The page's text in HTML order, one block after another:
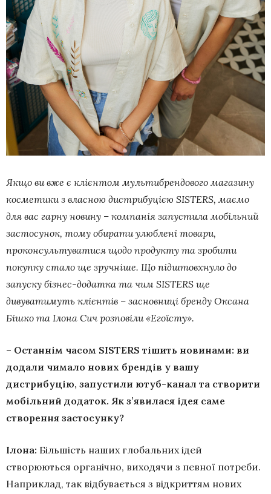
Якщо ви вже є клієнтом мультибрендового магазину
косметики з власною дистрибуцією SISTERS, маємо
для вас гарну новину – компанія запустила мобільний
застосунок, тому обирати улюблені товари,
проконсультуватися щодо продукту та зробити
покупку стало ще зручніше. Що підштовхнуло до
запуску бізнес-додатка та чим SISTERS ще
дивуватимуть клієнтів – засновниці бренду Оксана
Бішко та Ілона Сич розповіли «Егоїсту».
– Останнім часом SISTERS тішить новинами: ви
додали чимало нових брендів у вашу
дистрибуцію, запустили ютуб-канал та створити
мобільний додаток. Як з’явилася ідея саме
створення застосунку?
Ілона: Більшість наших глобальних ідей
створюються органічно, виходячи з певної потреби.
Наприклад, так відбувається з відкриттям нових